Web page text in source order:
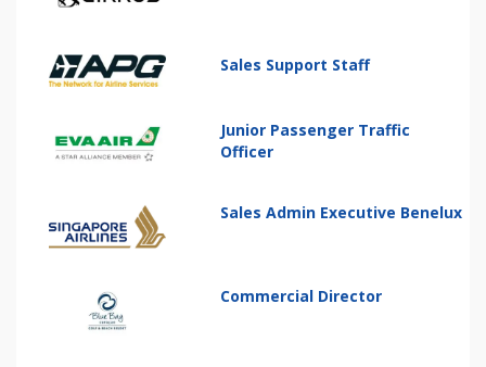
Sales Support Staff
Junior Passenger Traffic
Officer
Sales Admin Executive Benelux
Commercial Director